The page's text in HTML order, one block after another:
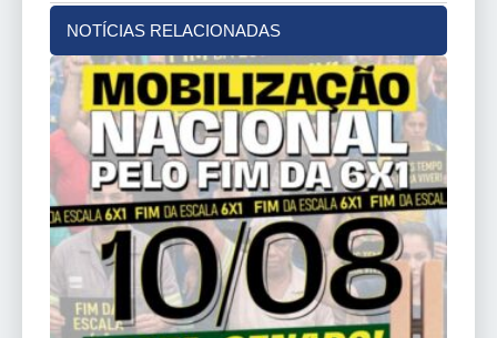
NOTÍCIAS RELACIONADAS